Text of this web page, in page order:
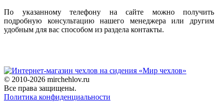
По указанному телефону на сайте можно получить
подробную консультацию нашего менеджера или другим
удобным для вас способом из раздела контакты.
© 2010-2026 mirchehlov.ru
Все права защищены.
Политика конфиденциальности